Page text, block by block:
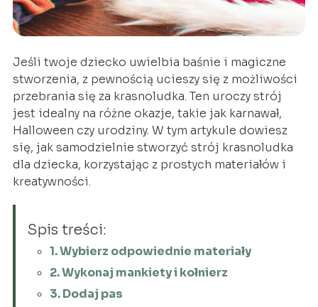
Jeśli twoje dziecko uwielbia baśnie i magiczne
stworzenia, z pewnością ucieszy się z możliwości
przebrania się za krasnoludka. Ten uroczy strój
jest idealny na różne okazje, takie jak karnawał,
Halloween czy urodziny. W tym artykule dowiesz
się, jak samodzielnie stworzyć strój krasnoludka
dla dziecka, korzystając z prostych materiałów i
kreatywności.
Spis treści:
1. Wybierz odpowiednie materiały
2. Wykonaj mankiety i kołnierz
3. Dodaj pas